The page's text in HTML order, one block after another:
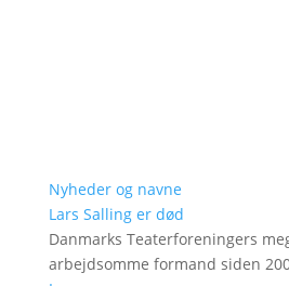
Nyheder og navne
Lars Salling er død
Danmarks Teaterforeningers
arbejdsomme formand siden